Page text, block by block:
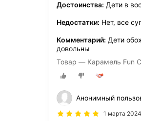
Достоинства: Дети в
Недостатки: Нет, все
Комментарий: Дети
довольны
Товар — Карамель Fun
Анонимный
1 марта 2024